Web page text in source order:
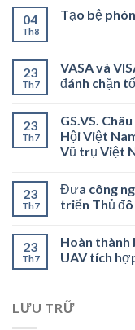
04
Th8
Tạo bệ
23
Th7
VASA và
đánh chặn
23
Th7
GS.VS.
Hội Việt
Vũ trụ Việt
23
Th7
Đưa công
triển Thủ đô
23
Th7
Hoàn thành
UAV tích
LƯU TRỮ